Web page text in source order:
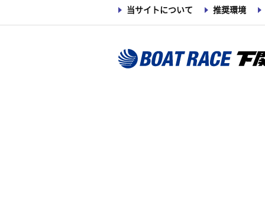
当サイトについて 推奨環境